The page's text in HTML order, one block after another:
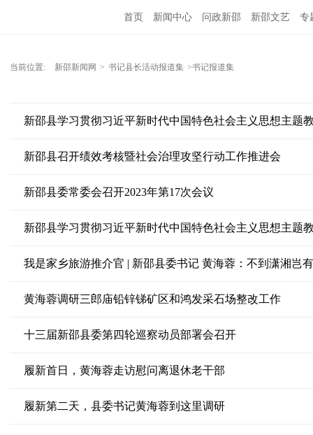
首页 新闻中心 问政新邵 新邵文艺 专
当前位置: 新邵新闻网 > 书记县长活动报道集 >书记报道集
新邵县学习贯彻习近平新时代中国特色社会主义思想主题
新邵县召开绩效考核暨社会治理攻坚行动工作推进会
新邵县委常委会召开2023年第17次会议
新邵县学习贯彻习近平新时代中国特色社会主义思想主题
我是家乡旅游推介官 | 新邵县委书记 黄海蓉：不到潇湘岂
黄海蓉调研三郎庙铅锌锑矿区和鸿发采石场整改工作
十三届新邵县委第四轮巡察动员部署会召开
履新首日，黄海蓉走访慰问离退休老干部
履新第二天，县委书记黄海蓉到这里调研